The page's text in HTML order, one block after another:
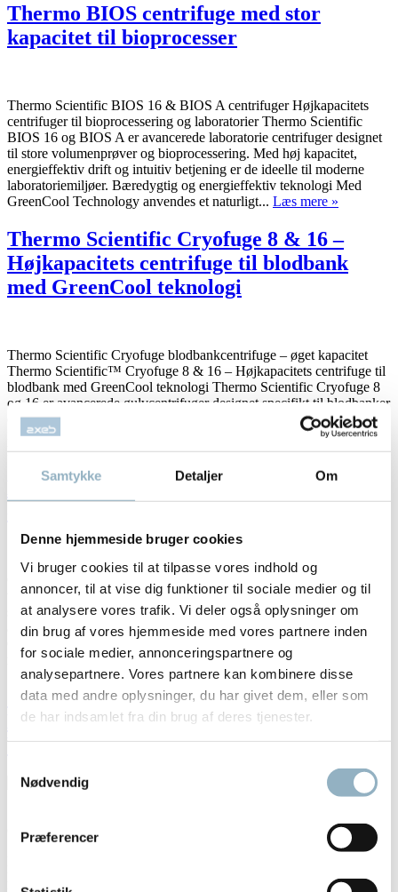
Samtykke Detaljer Om
Denne hjemmeside bruger cookies
Vi bruger cookies til at tilpasse vores indhold og
annoncer, til at vise dig funktioner til sociale medier og til
at analysere vores trafik. Vi deler også oplysninger om
din brug af vores hjemmeside med vores partnere inden
for sociale medier, annonceringspartnere og
analysepartnere. Vores partnere kan kombinere disse
data med andre oplysninger, du har givet dem, eller som
de har indsamlet fra din brug af deres tjenester.
Nødvendig
Præferencer
Thermo BIOS centrifuge med stor
kapacitet til bioprocesser
Thermo Scientific BIOS 16 & BIOS A centrifuger Højkapacitets
centrifuger til bioprocessering og laboratorier Thermo Scientific
BIOS 16 og BIOS A er avancerede laboratorie centrifuger designet
til store volumenprøver og bioprocessering. Med høj kapacitet,
energieffektiv drift og intuitiv betjening er de ideelle til moderne
laboratoriemiljøer. Bæredygtig og energieffektiv teknologi Med
GreenCool Technology anvendes et naturligt... Læs mere »
Thermo Scientific Cryofuge 8 & 16 –
Højkapacitets centrifuge til blodbank
med GreenCool teknologi
Thermo Scientific Cryofuge blodbankcentrifuge – øget kapacitet
Thermo Scientific™ Cryofuge 8 & 16 – Højkapacitets centrifuge til
blodbank med GreenCool teknologi Thermo Scientific Cryofuge 8
og 16 er avancerede gulvcentrifuger designet specifikt til blodbanker
og blodbehandling. Med høj kapacitet, brugervenlig betjening og
innovativ GreenCool teknologi får du en fleksibel og effektiv
løsning til moderne laboratorier...Læs mere »
Heraeus Cryofuge 5500i er udgået –
Centrifuge Heraeus Cryofuge 5500i/Sorvall RC4 optimal kapacitet
til mellemstore blodbanker og kliniske-laboratorier med behov for
stor kapacitet Sorvall Rc4 kan spin op til 8 blodposer, i en bred vifte
af posen konfigurationer – herunder 500 ml poser med in-line filtre.
Optimal 4 eller 8 blodpose kapacitet samt stor kapacitet i øvrigt med
mange mulighed for forskellige rotorer. Superior 32...
Sorvall RC BIOS superspeed – se Thermo
BIOS centrifuge med stor kapacitet til
bioprocesser
centrifuge med stor kapacitet til bioprocesser Sorvall BIOS A
Superspeed centrifuge med højseparation effektivitet med Fiberlite
liter fiberlite rotorer, og byder på større kapacitet og højere hastighed